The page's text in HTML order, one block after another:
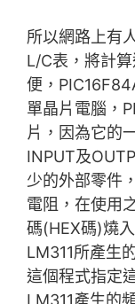
所以網路上有
L/C表，將計
便，
單晶片電腦，
片，因為它的
INPUT及
少的外部零件
電阻，在使用
碼(HEX碼)燒
LM311所產生
這個程式指定
LM311產生的